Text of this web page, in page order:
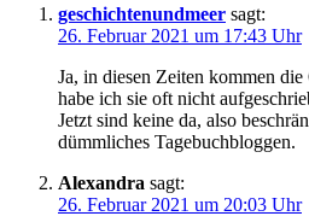
geschichtenundmeer sagt:
26. Februar 2021 um 17:43 Uhr
Ja, in diesen Zeiten kommen
habe ich sie oft nicht
Jetzt sind keine da, also
dümmliches Tagebuchbloggen.
Alexandra sagt:
26. Februar 2021 um 20:03 Uhr